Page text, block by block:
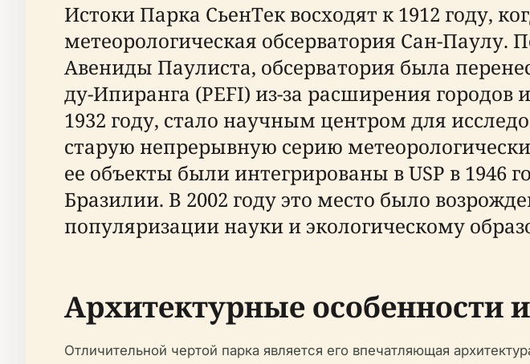
Истоки Парка СьенТек восходят к 1912 году,
метеорологическая обсерватория Сан-Паулу.
Авениды Паулиста, обсерватория была
ду-Ипиранга (PEFI) из-за расширения городов
1932 году, стало научным центром для
старую непрерывную серию
ее объекты были интегрированы в USP в 1946
Бразилии. В 2002 году это место было
популяризации науки и экологическому
Архитектурные особенности
Отличительной чертой парка является его впечатляющая